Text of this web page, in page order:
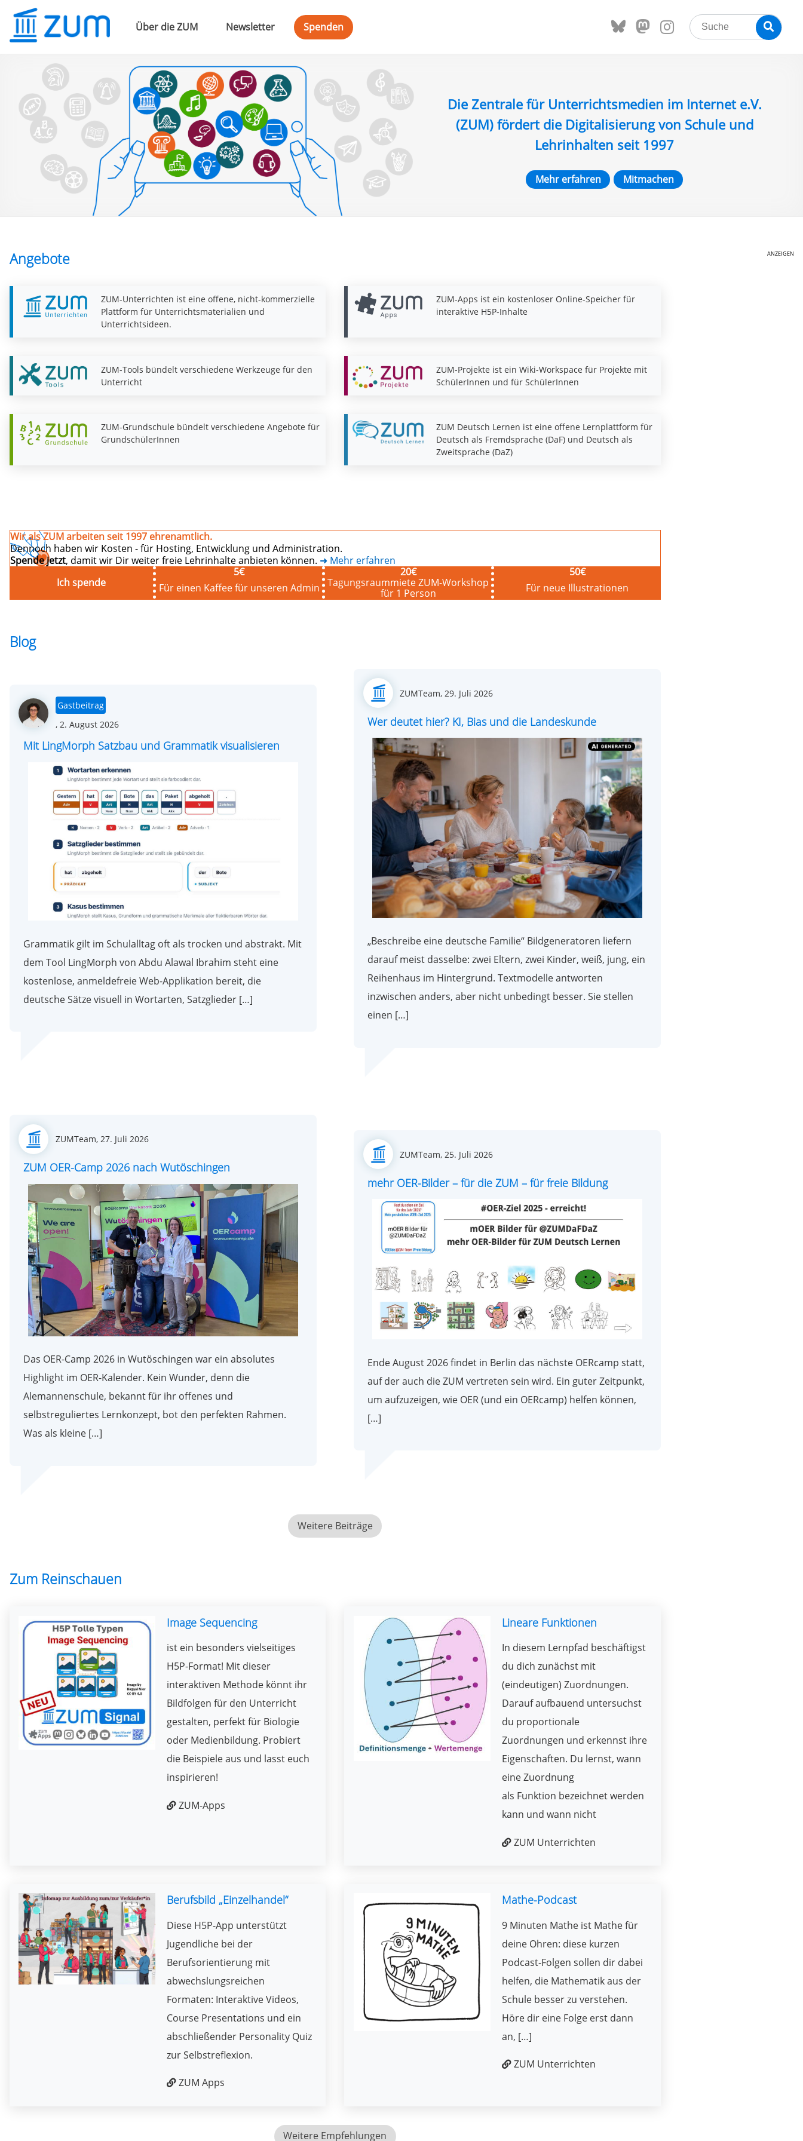
Über die ZUM Newsletter Spenden
Search
for:
Die Zentrale für Unterrichtsmedien im Internet e.V.
(ZUM) fördert die Digitalisierung von Schule und
Lehrinhalten seit 1997
Mehr erfahren Mitmachen
Angebote
ZUM-Unterrichten ist eine offene, nicht-kommerzielle
Plattform für Unterrichtsmaterialien und
Unterrichtsideen.
ZUM-Apps ist ein kostenloser Online-Speicher für
interaktive H5P-Inhalte
ZUM-Tools bündelt verschiedene Werkzeuge für den
Unterricht
ZUM-Projekte ist ein Wiki-Workspace für Projekte mit
SchülerInnen und für SchülerInnen
ZUM-Grundschule bündelt verschiedene Angebote für
GrundschülerInnen
ZUM Deutsch Lernen ist eine offene Lernplattform für
Deutsch als Fremdsprache (DaF) und Deutsch als
Zweitsprache (DaZ)
Wir als ZUM arbeiten seit 1997 ehrenamtlich.
Dennoch haben wir Kosten - für Hosting, Entwicklung und Administration.
Spende jetzt, damit wir Dir weiter freie Lehrinhalte anbieten können. ➜ Mehr erfahren
Ich spende
5€
Für einen Kaffee für unseren Admin
20€
Tagungsraummiete ZUM-Workshop
für 1 Person
50€
Für neue Illustrationen
Blog
Gastbeitrag
, Posted
on
2. August 2026
Mit LingMorph Satzbau und Grammatik visualisieren
Grammatik gilt im Schulalltag oft als trocken und abstrakt. Mit
dem Tool LingMorph von Abdu Alawal Ibrahim steht eine
kostenlose, anmeldefreie Web-Applikation bereit, die
deutsche Sätze visuell in Wortarten, Satzglieder […]
ZUMTeam, Posted
29. Juli 2026
Wer deutet hier? KI, Bias und die Landeskunde
„Beschreibe eine deutsche Familie“ Bildgeneratoren liefern
darauf meist dasselbe: zwei Eltern, zwei Kinder, weiß, jung, ein
Reihenhaus im Hintergrund. Textmodelle antworten
inzwischen anders, aber nicht unbedingt besser. Sie stellen
einen […]
ZUMTeam, Posted
27. Juli 2026
ZUM OER-Camp 2026 nach Wutöschingen
Das OER-Camp 2026 in Wutöschingen war ein absolutes
Highlight im OER-Kalender. Kein Wunder, denn die
Alemannenschule, bekannt für ihr offenes und
selbstreguliertes Lernkonzept, bot den perfekten Rahmen.
Was als kleine […]
ZUMTeam, Posted
25. Juli 2026
mehr OER-Bilder – für die ZUM – für freie Bildung
Ende August 2026 findet in Berlin das nächste OERcamp statt,
auf der auch die ZUM vertreten sein wird. Ein guter Zeitpunkt,
um aufzuzeigen, wie OER (und ein OERcamp) helfen können,
[…]
Weitere Beiträge
Zum Reinschauen
Image Sequencing
ist ein besonders vielseitiges
H5P-Format! Mit dieser
interaktiven Methode könnt ihr
Bildfolgen für den Unterricht
gestalten, perfekt für Biologie
oder Medienbildung. Probiert
die Beispiele aus und lasst euch
inspirieren!
ZUM-Apps
Lineare Funktionen
In diesem Lernpfad beschäftigst
du dich zunächst mit
(eindeutigen) Zuordnungen.
Darauf aufbauend untersuchst
du proportionale
Zuordnungen und erkennst ihre
Eigenschaften. Du lernst, wann
eine Zuordnung
als Funktion bezeichnet werden
kann und wann nicht
ZUM Unterrichten
Berufsbild „Einzelhandel“
Diese H5P-App unterstützt
Jugendliche bei der
Berufsorientierung mit
abwechslungsreichen
Formaten: Interaktive Videos,
Course Presentations und ein
abschließender Personality Quiz
zur Selbstreflexion.
ZUM Apps
Mathe-Podcast
9 Minuten Mathe ist Mathe für
deine Ohren: diese kurzen
Podcast-Folgen sollen dir dabei
helfen, die Mathematik aus der
Schule besser zu verstehen.
Höre dir eine Folge erst dann
an, […]
ZUM Unterrichten
Weitere Empfehlungen
ANZEIGEN